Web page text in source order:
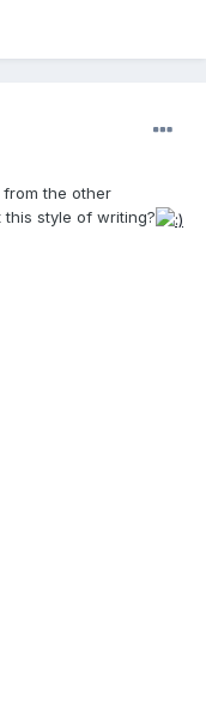
the other
style of writing?